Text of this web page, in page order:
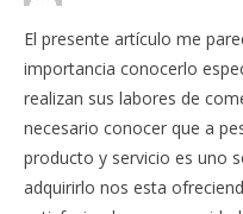
El presente artículo me
importancia conocerlo
realizan sus labores de
necesario conocer que a
producto y servicio es uno
adquirirlo nos esta